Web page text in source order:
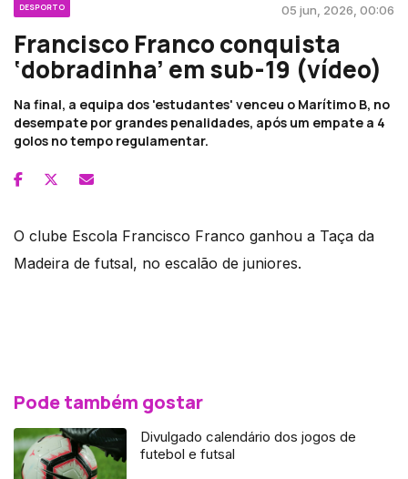
DESPORTO 05 jun, 2026, 00:06
Francisco Franco conquista
‘dobradinha’ em sub-19 (vídeo)
Na final, a equipa dos 'estudantes' venceu o Marítimo B, no
desempate por grandes penalidades, após um empate a 4
golos no tempo regulamentar.
O clube Escola Francisco Franco ganhou a Taça da
Madeira de futsal, no escalão de juniores.
Pode também gostar
Divulgado calendário dos jogos de
futebol e futsal